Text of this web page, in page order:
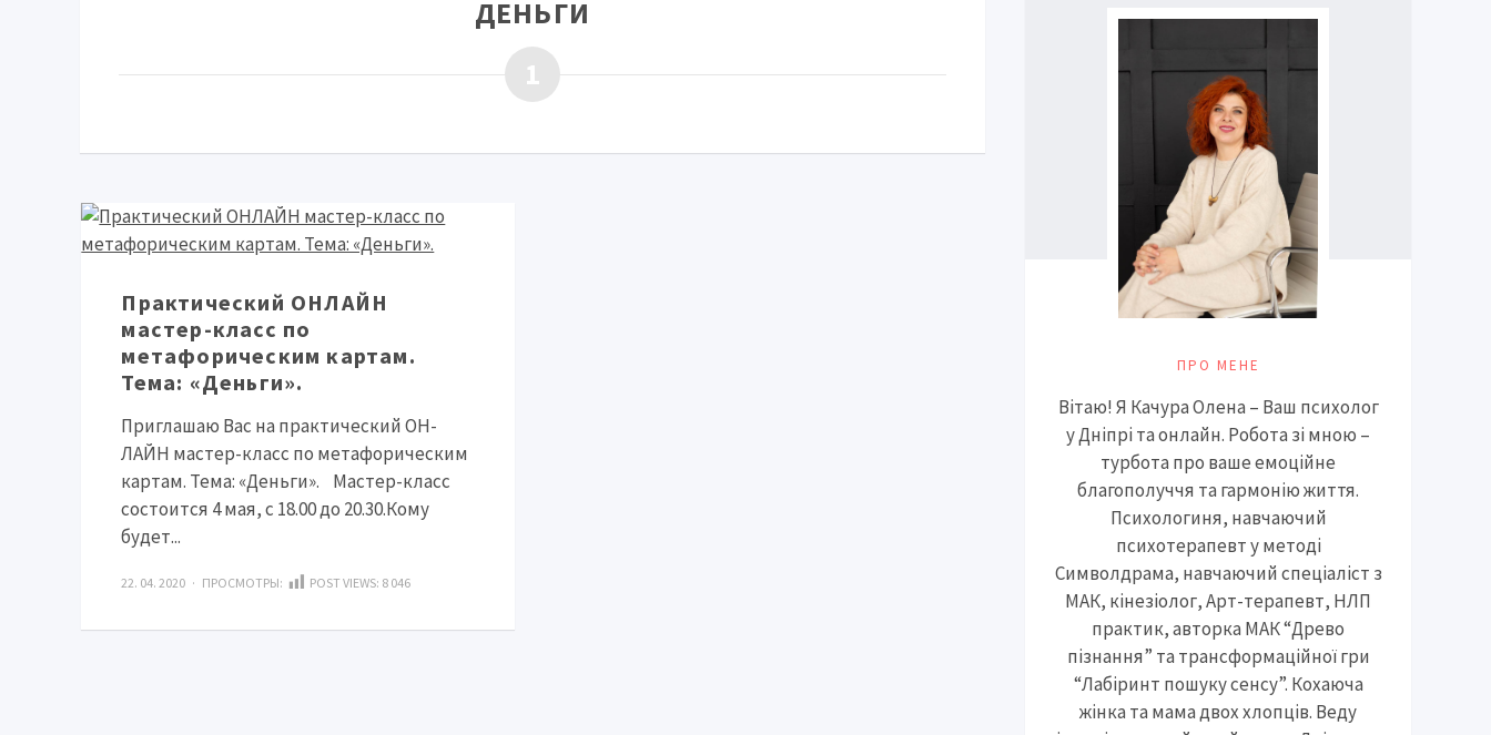
ДЕНЬГИ
1
Практический ОНЛАЙН
мастер-класс по
метафорическим картам.
Тема: «Деньги».
Приглашаю Вас на практический ОН-
ЛАЙН мастер-класс по метафорическим
картам. Тема: «Деньги».⠀Мастер-класс
состоится 4 мая, с 18.00 до 20.30.Кому
будет...
22. 04. 2020 · ПРОСМОТРЫ: POST VIEWS: 8 046
ПРО МЕНЕ
Вітаю! Я Качура Олена – Ваш психолог
у Дніпрі та онлайн. Робота зі мною –
турбота про ваше емоційне
благополуччя та гармонію життя.
Психологиня, навчаючий
психотерапевт у методі
Символдрама, навчаючий спеціаліст з
МАК, кінезіолог, Арт-терапевт, НЛП
практик, авторка МАК “Древо
пізнання” та трансформаційної гри
“Лабіринт пошуку сенсу”. Кохаюча
жінка та мама двох хлопців. Веду